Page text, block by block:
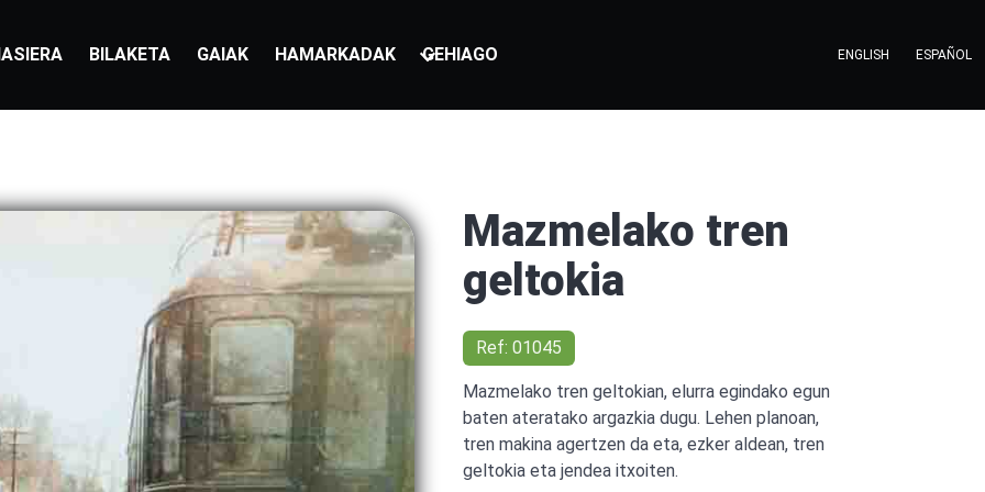
BILAKETA GAIAK HAMARKADAK GEHIAGO ENGLISH ESPAÑOL
Mazmelako tren
geltokia
Ref: 01045
Mazmelako tren geltokian, elurra egindako egun
baten ateratako argazkia dugu. Lehen planoan,
tren makina agertzen da eta, ezker aldean, tren
geltokia eta jendea itxoiten.